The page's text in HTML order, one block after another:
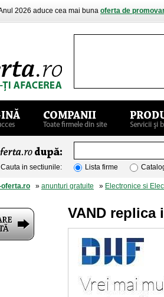
2026 aduce cea mai buna oferta de
Cauta in sectiunile: Lista firme
oferta.ro » anunturi gratuite » Electronice si
VAND replica